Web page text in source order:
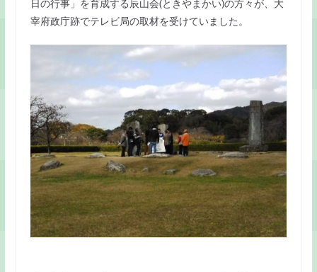
e
b
o
o
k
er l
日の行事」を育成する辰山会(ときやまかい)の方々が、大
宰府政庁跡でテレビ局の取材を受けていました。